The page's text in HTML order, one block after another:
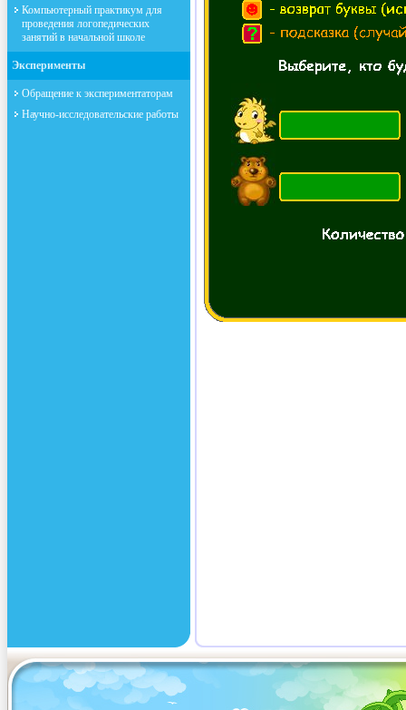
Компьютерный практикум для
проведения логопедических
занятий в начальной школе
Эксперименты
Обращение к экспериментаторам
Научно-исследовательские работы